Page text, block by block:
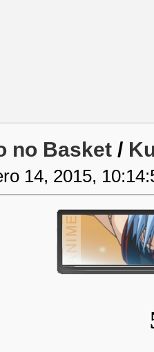
no Basket/
14, 2015,